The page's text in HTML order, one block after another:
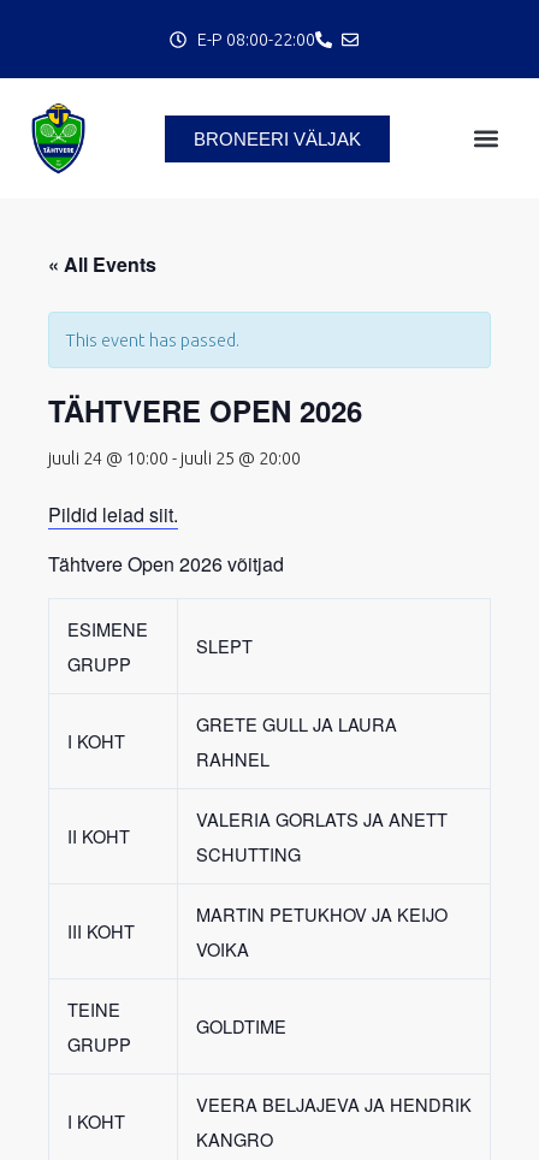
E-P 08:00-22:00
BRONEERI VÄLJAK
« All Events
This event has passed.
TÄHTVERE OPEN 2026
juuli 24 @ 10:00 - juuli 25 @ 20:00
Pildid leiad siit.
Tähtvere Open 2026 võitjad
ESIMENE
GRUPP
SLEPT
I KOHT
GRETE GULL JA LAURA
RAHNEL
II KOHT
VALERIA GORLATS JA ANETT
SCHUTTING
III KOHT
MARTIN PETUKHOV JA KEIJO
VOIKA
TEINE
GRUPP
GOLDTIME
I KOHT
VEERA BELJAJEVA JA HENDRIK
KANGRO